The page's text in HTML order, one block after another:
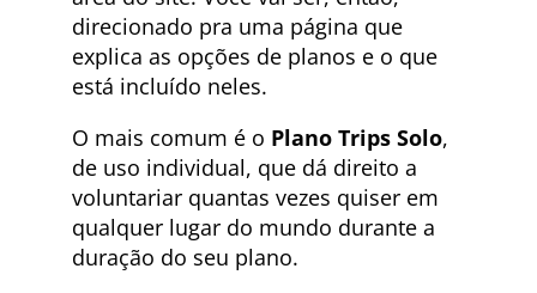
direcionado pra uma página que
explica as opções de planos e o que
está incluído neles.
O mais comum é o Plano Trips Solo,
de uso individual, que dá direito a
voluntariar quantas vezes quiser em
qualquer lugar do mundo durante a
duração do seu plano.